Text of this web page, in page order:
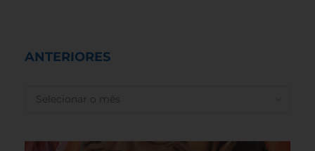
ANTERIORES